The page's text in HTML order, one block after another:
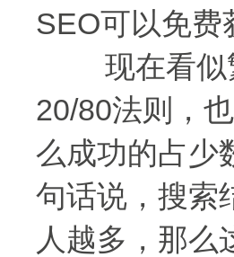
SEO可以免费
现在看似繁
20/80法则，
么成功的占少
句话说，搜索
人越多，那么